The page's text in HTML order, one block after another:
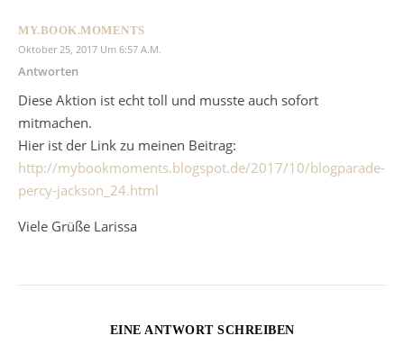
MY.BOOK.MOMENTS
Oktober 25, 2017 Um 6:57 A.m.
Antworten
Diese Aktion ist echt toll und musste auch sofort
mitmachen.
Hier ist der Link zu meinen Beitrag:
http://mybookmoments.blogspot.de/2017/10/blogparade-
percy-jackson_24.html
Viele Grüße Larissa
EINE ANTWORT SCHREIBEN